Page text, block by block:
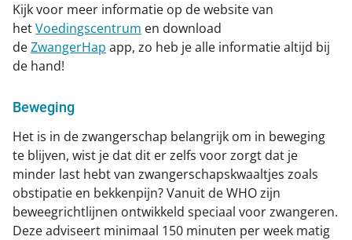
Kijk voor meer informatie op de website van
hetVoedingscentrum en download
deZwangerHap app, zo heb je alle informatie altijd bij
de hand!
Beweging
Het is in de zwangerschap belangrijk om in beweging
te blijven, wist je dat dit er zelfs voor zorgt dat je
minder last hebt van zwangerschapskwaaltjes zoals
obstipatie en bekkenpijn? Vanuit de WHO zijn
beweegrichtlijnen ontwikkeld speciaal voor zwangeren.
Deze adviseert minimaal 150 minuten per week matig